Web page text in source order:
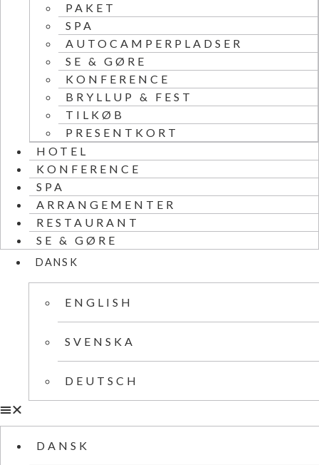
PAKET
SPA
AUTOCAMPERPLADSER
SE & GØRE
KONFERENCE
BRYLLUP & FEST
TILKØB
PRESENTKORT
HOTEL
KONFERENCE
SPA
ARRANGEMENTER
RESTAURANT
SE & GØRE
DANSK
ENGLISH
SVENSKA
DEUTSCH
DANSK